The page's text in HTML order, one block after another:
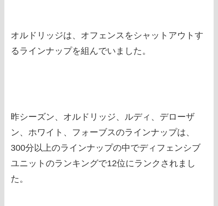
オルドリッジは、オフェンスをシャットアウトす
るラインナップを組んでいました。
昨シーズン、オルドリッジ、ルディ、デローザ
ン、ホワイト、フォーブスのラインナップは、
300分以上のラインナップの中でディフェンシブ
ユニットのランキングで12位にランクされまし
た。